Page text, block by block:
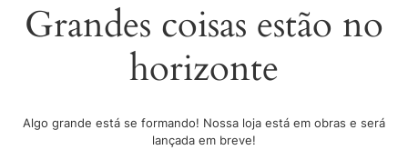
Grandes coisas estão no
horizonte
Algo grande está se formando! Nossa loja está em obras e será
lançada em breve!